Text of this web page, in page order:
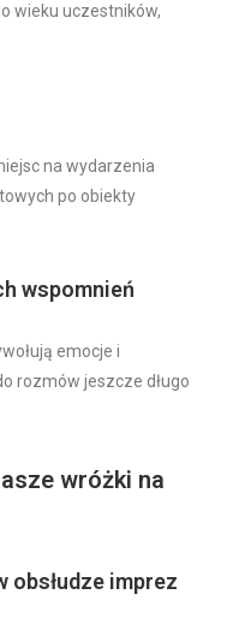
wieku uczestników,
na wydarzenia
po obiekty
wspomnień
emocje i
rozmów jeszcze długo
wróżki na
obsłudze imprez